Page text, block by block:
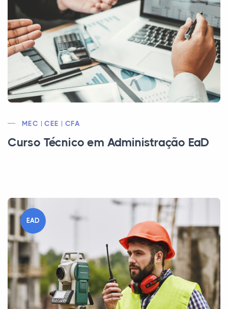
MEC | CEE | CFA
Curso Técnico em Administração EaD
EAD